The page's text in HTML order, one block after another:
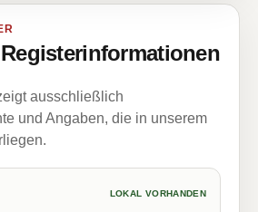
ausschließlich
und Angaben, die in unserem
LOKAL VORHANDEN